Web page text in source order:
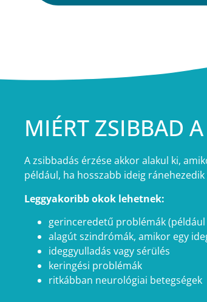
MIÉRT ZSIBBAD
A zsibbadás érzése akkor alakul ki,
például, ha hosszabb ideig ránehezedik
Leggyakoribb okok lehetnek:
gerinceredetű problémák
alagút szindrómák, amikor egy
ideggyulladás vagy sérülés
keringési problémák
ritkábban neurológiai betegségek